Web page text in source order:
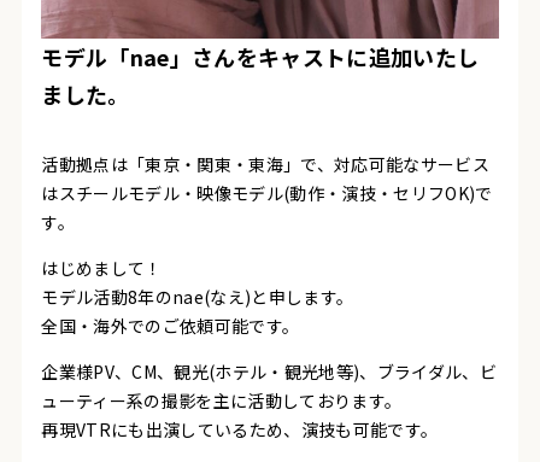
モデル「nae」さんをキャストに追加いたし
ました。
活動拠点は「東京・関東・東海」で、対応可能なサービス
はスチールモデル・映像モデル(動作・演技・セリフOK)で
す。
はじめまして！
モデル活動8年のnae(なえ)と申します。
全国・海外でのご依頼可能です。
企業様PV、CM、観光(ホテル・観光地等)、ブライダル、ビ
ューティー系の撮影を主に活動しております。
再現VTRにも出演しているため、演技も可能です。